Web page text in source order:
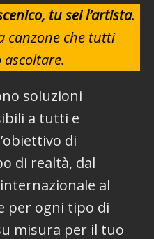
tu sei l’artista.
canzone che tutti
soluzioni
a tutti e
di
di realtà, dal
al
per ogni tipo di
misura per il tuo